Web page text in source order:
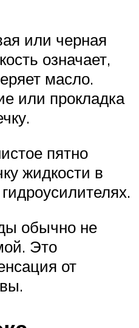
или черная
означает,
масло.
или прокладка
пятно
жидкости в
обычно не
Это
от